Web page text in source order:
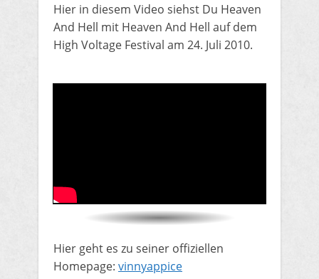
​​Hier in diesem Video siehst Du ​Heaven
And Hell mit Heaven And Hell auf dem
High Voltage Festival am 24. Juli 2010.
​Hier geht es zu seiner offiziellen
Homepage: vinnyappice